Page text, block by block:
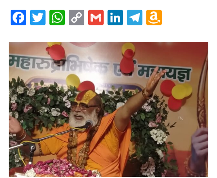
Facebook
Twitter
WhatsApp
CopyGmailLinkedIn
Telegram
List